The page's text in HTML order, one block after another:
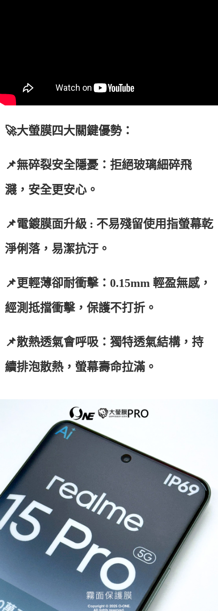
🚀大螢膜四大關鍵優勢：
📌無碎裂安全隱憂：拒絕玻璃細碎飛
濺，安全更安心。
📌電鍍膜面升級 : 不易殘留使用指螢幕乾
淨俐落，易潔抗汙。
📌更輕薄卻耐衝擊：0.15mm 輕盈無感，
經測抵擋衝擊，保護不打折。
📌散熱透氣會呼吸：獨特透氣結構，持
續排泡散熱，螢幕壽命拉滿。